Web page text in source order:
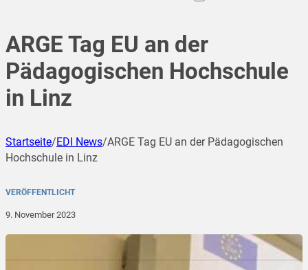
ARGE Tag EU an der
Pädagogischen Hochschule
in Linz
Startseite/EDI News/ARGE Tag EU an der Pädagogischen
Hochschule in Linz
VERÖFFENTLICHT
9. November 2023